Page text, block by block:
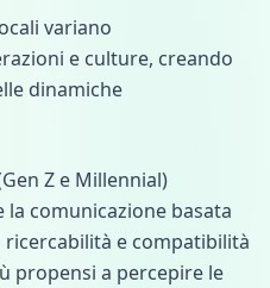
variano
e culture, creando
dinamiche
Z e Millennial)
comunicazione basata
e compatibilità
propensi a percepire le